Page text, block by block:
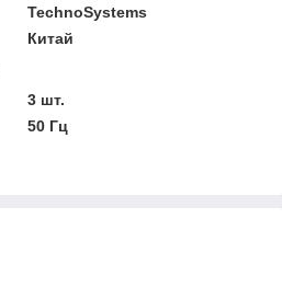
TechnoSystems
Китай
3 шт.
50 Гц